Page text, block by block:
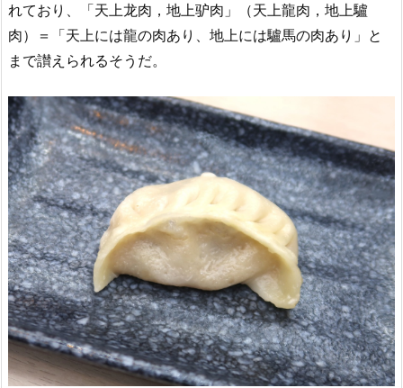
れており、「天上龙肉，地上驴肉」（天上龍肉，地上驢
肉）＝「天上には龍の肉あり、地上には驢馬の肉あり」と
まで讃えられるそうだ。